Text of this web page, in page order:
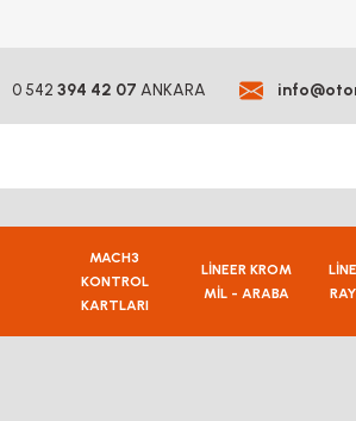
0 542 394 42 07 ANKARA
MACH3
KONTROL
KARTLARI
LİNEER KROM
MİL - ARABA